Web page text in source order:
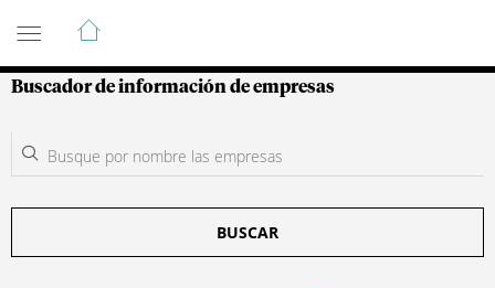
Guía de Empresas Colombianas
Buscador de información de empresas
BUSCAR